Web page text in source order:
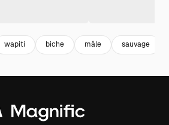
wapiti biche mâle sauvage